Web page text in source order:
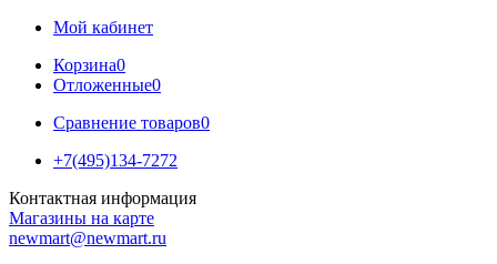
Мой кабинет
Корзина0
Отложенные0
Сравнение товаров0
+7(495)134-7272
Контактная информация
Магазины на карте
newmart@newmart.ru